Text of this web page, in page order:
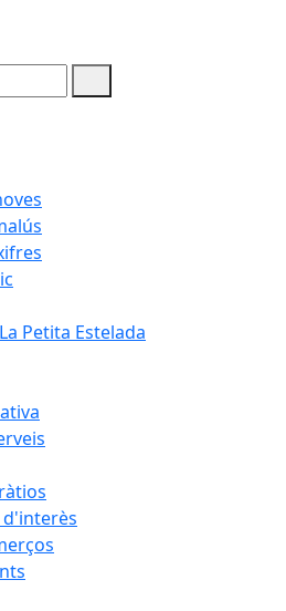
Petita Estelada